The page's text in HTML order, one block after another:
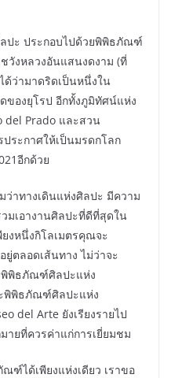
ปะ ประกอบไปด้วยพิพิธภัณฑ์
วังหลวงอันแสนงดงาม (ที่
ด้ว่ามาดริดเป็นหนึ่งใน
องยุโรป อีกทั้งภูมิทัศน์แห่ง
del Prado และสวน
ระกาศให้เป็นมรดกโลก
อีกด้วย
ว่าทางเดินแห่งศิลปะ มีความ
มเอางานศิลปะที่ดีที่สุดใน
ยงหนึ่งกิโลเมตรคุณจะ
ตลอดเส้นทาง ไม่ว่าจะ
พิธภัณฑ์ศิลปะแห่ง
พิพิธภัณฑ์ศิลปะแห่ง
del Arte ยังเรียงรายไป
ายที่ควรค่าแก่การเยี่ยมชม
ฑ์ได้เพียงแห่งเดียว เราขอ